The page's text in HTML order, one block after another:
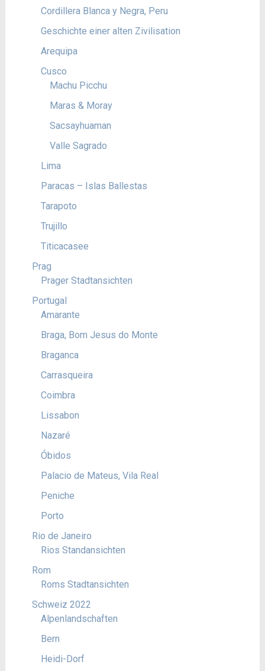
Cordillera Blanca y Negra, Peru
Geschichte einer alten Zivilisation
Arequipa
Cusco
Machu Picchu
Maras & Moray
Sacsayhuaman
Valle Sagrado
Lima
Paracas – Islas Ballestas
Tarapoto
Trujillo
Titicacasee
Prag
Prager Stadtansichten
Portugal
Amarante
Braga, Bom Jesus do Monte
Braganca
Carrasqueira
Coimbra
Lissabon
Nazaré
Óbidos
Palacio de Mateus, Vila Real
Peniche
Porto
Rio de Janeiro
Rios Standansichten
Rom
Roms Stadtansichten
Schweiz 2022
Alpenlandschaften
Bern
Heidi-Dorf